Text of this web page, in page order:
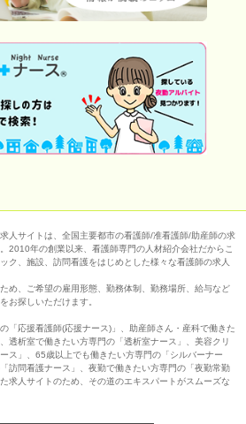
人サイトは、全国主要都市の看護師/准看護師/助産師の求
2010年の創業以来、看護師専門の人材紹介会社だからこ
ク、施設、訪問看護をはじめとした様々な看護師の求人
め、ご希望の雇用形態、勤務体制、勤務場所、給与など
お探しいただけます。
「応援看護師(応援ナース)」、助産師さん・産科で働きた
透析室で働きたい方専門の「透析室ナース」、美容クリ
ス」、65歳以上でも働きたい方専門の「シルバーナー
訪問看護ナース」、夜勤で働きたい方専門の「夜勤常勤
求人サイトのため、その道のエキスパートがスムーズな